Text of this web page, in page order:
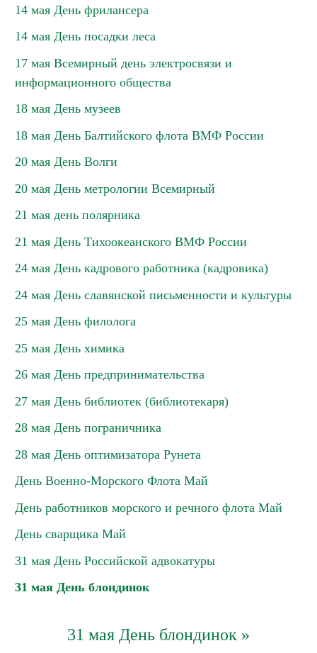
14 мая День фрилансера
14 мая День посадки леса
17 мая Всемирный день электросвязи и
информационного общества
18 мая День музеев
18 мая День Балтийского флота ВМФ России
20 мая День Волги
20 мая День метрологии Всемирный
21 мая день полярника
21 мая День Тихоокеанского ВМФ России
24 мая День кадрового работника (кадровика)
24 мая День славянской письменности и культуры
25 мая День филолога
25 мая День химика
26 мая День предпринимательства
27 мая День библиотек (библиотекаря)
28 мая День пограничника
28 мая День оптимизатора Рунета
День Военно-Морского Флота Май
День работников морского и речного флота Май
День сварщика Май
31 мая День Российской адвокатуры
31 мая День блондинок
31 мая День блондинок »